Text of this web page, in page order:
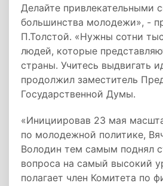
Делайте привлекательными
большинства молодежи», -
П.Толстой. «Нужны сотни
людей, которые
страны. Учитесь выдвигать
продолжил заместитель
Государственной Думы.
«Инициировав 23 мая
по молодежной политике,
Володин тем самым поднял
вопроса на самый высокий
полагает член Комитета по